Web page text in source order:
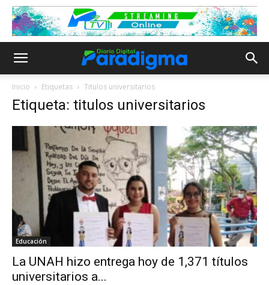
Inicio Etiquetas Titulos universitarios
Etiqueta: titulos universitarios
Educación
La UNAH hizo entrega hoy de 1,371 títulos
universitarios a...